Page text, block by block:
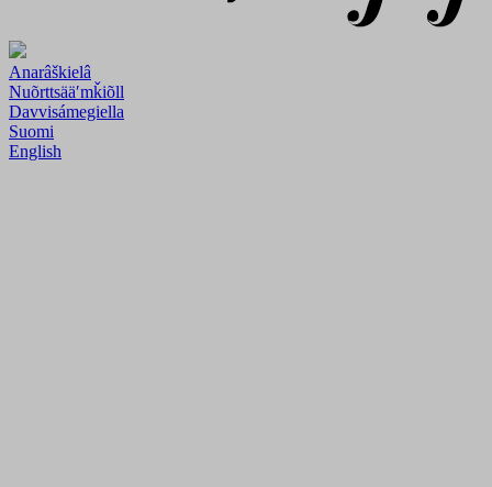
Anarâškielâ
Nuõrttsääʹmǩiõll
Davvisámegiella
Suomi
English